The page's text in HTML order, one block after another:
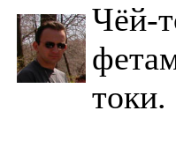
Чёй-
токи.